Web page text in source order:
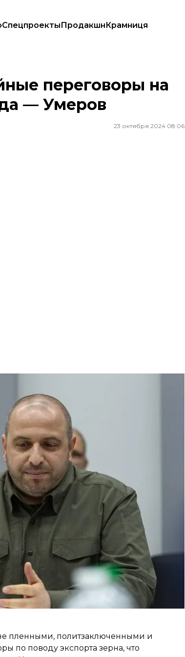
СпецпроектыПродакшнКрамниця
— Умеров
переговоры на
— Умеров
23 октября 2024 08:06
переговоры, которые касались
Рустем Умеров.
он вел кулуарные переговоры с
но они провалились.
стало открытие гуманитарного коридора
благодаря которому оттуда
пленными, политзаключенными и
по поводу экспорта зерна, что